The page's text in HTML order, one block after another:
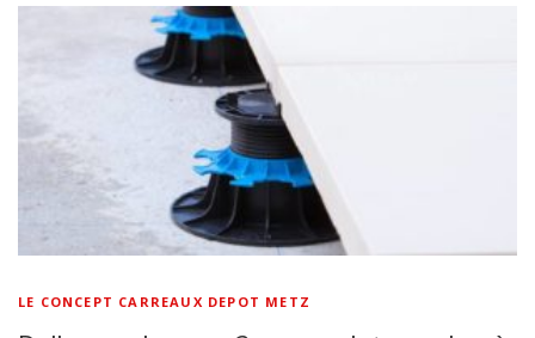
LE CONCEPT CARREAUX DEPOT METZ